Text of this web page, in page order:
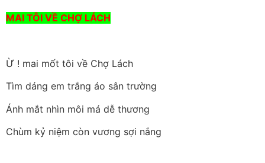
MAI TÔI VỀ CHỢ LÁCH
Ừ ! mai mốt tôi về Chợ Lách
Tìm dáng em trắng áo sân trường
Ánh mắt nhìn môi má dễ thương
Chùm kỷ niệm còn vương sợi nắng